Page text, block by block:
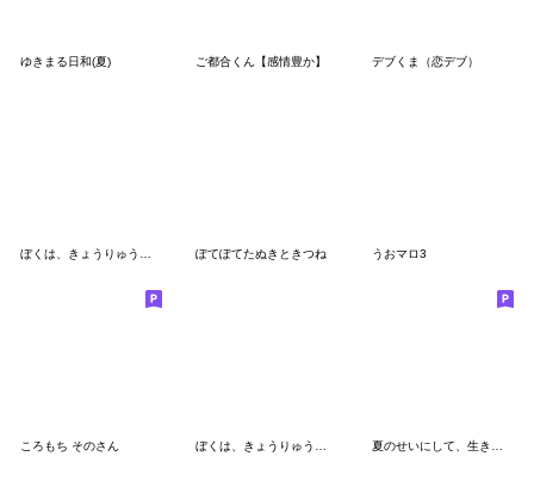
ゆきまる日和(夏) ご都合くん【感情豊か】 デブくま（恋デブ）
ぽてぽてたぬきときつね うおマロ3
ころもち そのさん ぼくは、きょうりゅう【省エネ】 夏のせいにして、生きてるくまのぽんこつ